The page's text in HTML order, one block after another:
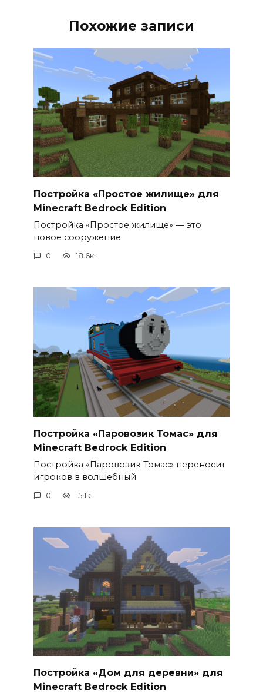
Похожие записи
Постройка «Простое жилище» для
Minecraft Bedrock Edition
Постройка «Простое жилище» — это
новое сооружение
0 18.6к.
Постройка «Паровозик Томас» для
Minecraft Bedrock Edition
Постройка «Паровозик Томас» переносит
игроков в волшебный
0 15.1к.
Постройка «Дом для деревни» для
Minecraft Bedrock Edition